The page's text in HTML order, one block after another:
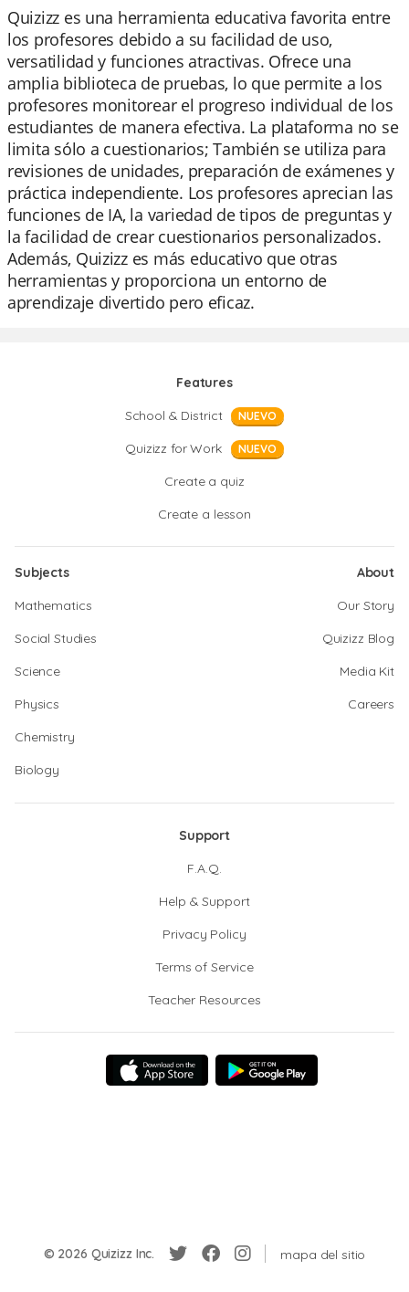
Quizizz es una herramienta educativa favorita entre
los profesores debido a su facilidad de uso,
versatilidad y funciones atractivas. Ofrece una
amplia biblioteca de pruebas, lo que permite a los
profesores monitorear el progreso individual de los
estudiantes de manera efectiva. La plataforma no se
limita sólo a cuestionarios; También se utiliza para
revisiones de unidades, preparación de exámenes y
práctica independiente. Los profesores aprecian las
funciones de IA, la variedad de tipos de preguntas y
la facilidad de crear cuestionarios personalizados.
Además, Quizizz es más educativo que otras
herramientas y proporciona un entorno de
aprendizaje divertido pero eficaz.
Features
School & District
NUEVO
Quizizz for Work NUEVO
Create a quiz
Create a lesson
Subjects
Mathematics
Social Studies
Science
Physics
Chemistry
Biology
About
Our Story
Quizizz Blog
Media Kit
Careers
Support
F.A.Q.
Help & Support
Privacy Policy
Terms of Service
Teacher Resources
© 2026 Quizizz Inc. mapa del sitio